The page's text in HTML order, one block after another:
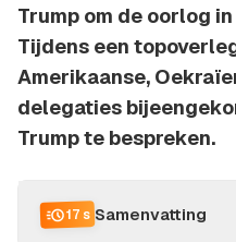
Trump om de oorlog
Tijdens een
Amerikaanse,
delegaties
Trump te bespreken.
17 s Samenvatting